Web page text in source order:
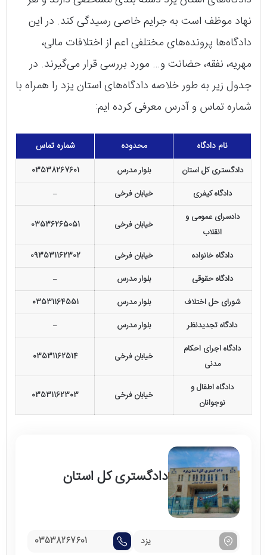
نهاد موظف است به جرایم خاصی رسیدگی کند. در این
دادگاه‌ها پرونده‌های مختلفی اعم از اختلافات مالی،
مهریه، نفقه، حضانت و… مورد بررسی قرار می‌گیرند. در
جدول زیر به طور خلاصه دادگاه‌های استان یزد را همراه با
شماره تماس و آدرس معرفی کرده ایم:
نام دادگاه محدوده شماره تماس
دادگستری کل استان بلوار مدرس
03538267601
دادگاه کیفری
خیابان فرخی
–
دادسرای عمومی و
انقلاب
خیابان فرخی 03536265051
دادگاه خانواده خیابان فرخی
093531162302
دادگاه حقوقی
بلوار مدرس
–
شورای حل اختلاف
بلوار مدرس
03531164551
دادگاه تجدیدنظر
بلوار مدرس
–
دادگاه اجرای احکام
مدنی
خیابان فرخی 03531162514
دادگاه اطفال و
نوجوانان
خیابان فرخی 03531162303
دادگستری کل استان
یزد 03538267601